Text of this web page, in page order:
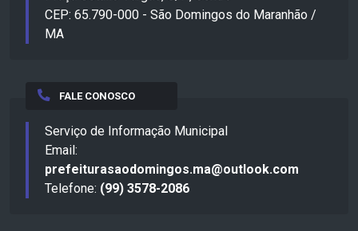
CEP: 65.790-000 - São Domingos do Maranhão /
MA
FALE CONOSCO
Serviço de Informação Municipal
Email:
prefeiturasaodomingos.ma@outlook.com
Telefone: (99) 3578-2086